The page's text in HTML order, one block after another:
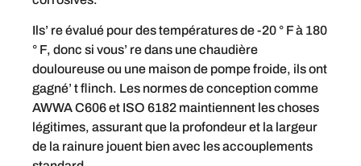
Ils’ re évalué pour des températures de -20 ° F à 180
° F, donc si vous’ re dans une chaudière
douloureuse ou une maison de pompe froide, ils ont
gagné’ t flinch. Les normes de conception comme
AWWA C606 et ISO 6182 maintiennent les choses
légitimes, assurant que la profondeur et la largeur
de la rainure jouent bien avec les accouplements